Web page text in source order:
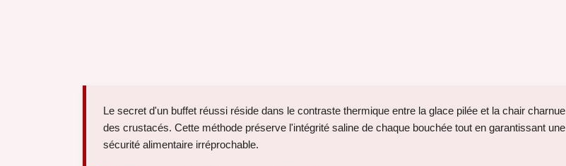
Le secret d'un buffet réussi réside dans le contraste thermique entre la glace pilée et la chair charnue
des crustacés. Cette méthode préserve l'intégrité saline de chaque bouchée tout en garantissant une
sécurité alimentaire irréprochable.